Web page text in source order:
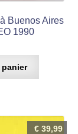
Buenos Aires
1990
€39,99